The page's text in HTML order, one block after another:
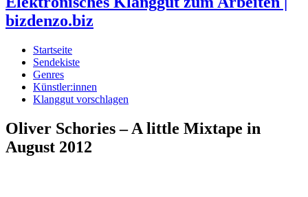
bizdenzo.biz
Startseite
Sendekiste
Genres
Künstler:innen
Klanggut vorschlagen
Oliver Schories – A little Mixtape in
August 2012